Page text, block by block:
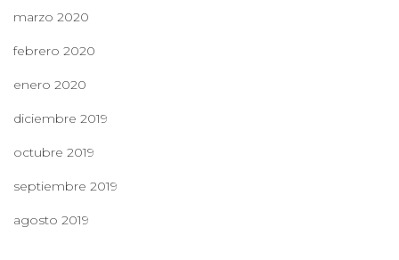
marzo 2020
febrero 2020
enero 2020
diciembre 2019
octubre 2019
septiembre 2019
agosto 2019